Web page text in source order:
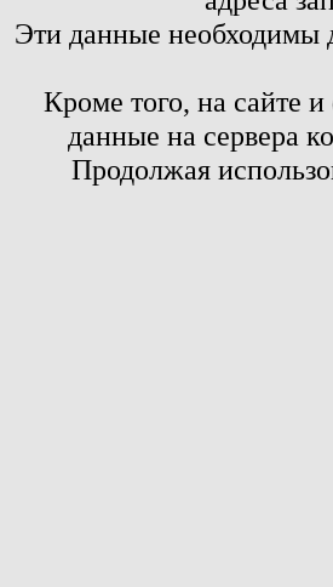
Эти данные необходимы
Кроме того, на сайте
данные на сервера
Продолжая